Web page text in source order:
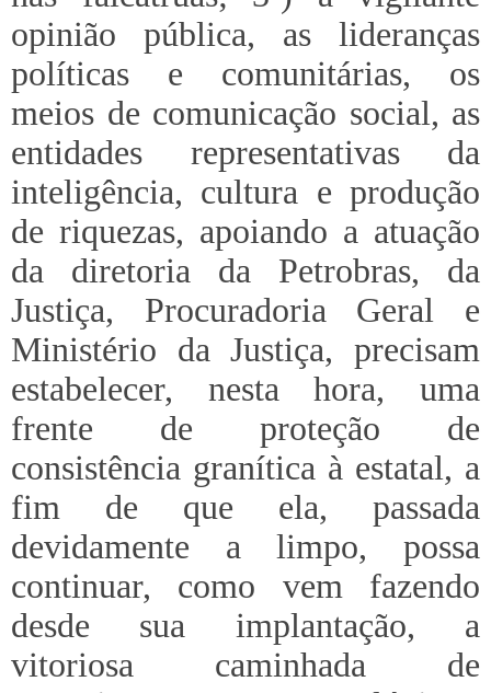
opinião pública, as lideranças
políticas e comunitárias, os
meios de comunicação social, as
entidades representativas da
inteligência, cultura e produção
de riquezas, apoiando a atuação
da diretoria da Petrobras, da
Justiça, Procuradoria Geral e
Ministério da Justiça, precisam
estabelecer, nesta hora, uma
frente de proteção de
consistência granítica à estatal, a
fim de que ela, passada
devidamente a limpo, possa
continuar, como vem fazendo
desde sua implantação, a
vitoriosa caminhada de